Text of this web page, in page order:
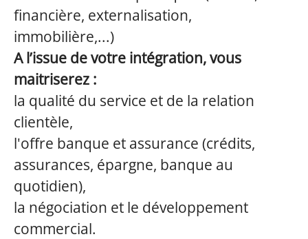
financière, externalisation,
immobilière,...)
A l’issue de votre intégration, vous
maitriserez :
la qualité du service et de la relation
clientèle,
l'offre banque et assurance (crédits,
assurances, épargne, banque au
quotidien),
la négociation et le développement
commercial.